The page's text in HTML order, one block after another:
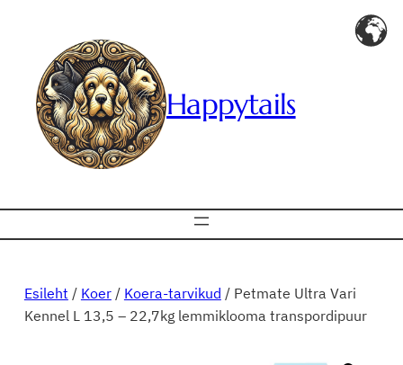
Happytails
Esileht / Koer/ Koera-tarvikud / Petmate Ultra Vari
Kennel L 13,5 – 22,7kg lemmiklooma transpordipuur